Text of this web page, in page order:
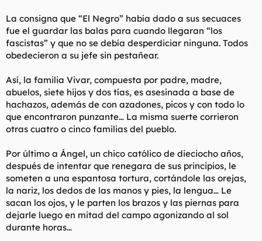
La consigna que “El Negro” había dado a sus secuaces
fue el guardar las balas para cuando llegaran “los
fascistas” y que no se debía desperdiciar ninguna. Todos
obedecieron a su jefe sin pestañear.
Así, la familia Vivar, compuesta por padre, madre,
abuelos, siete hijos y dos tías, es asesinada a base de
hachazos, además de con azadones, picos y con todo lo
que encontraron punzante… La misma suerte corrieron
otras cuatro o cinco familias del pueblo.
Por último a Ángel, un chico católico de dieciocho años,
después de intentar que renegara de sus principios, le
someten a una espantosa tortura, cortándole las orejas,
la nariz, los dedos de las manos y pies, la lengua… Le
sacan los ojos, y le parten los brazos y las piernas para
dejarle luego en mitad del campo agonizando al sol
durante horas…